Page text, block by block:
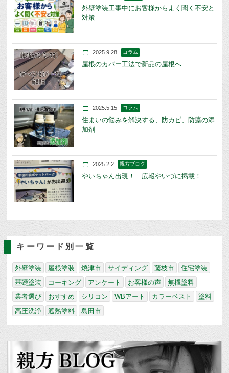
外壁塗装工事中にお客様からよく聞く不安と
対策
2025.9.28 コラム
屋根のカバー工法で新品の屋根へ
2025.5.15 コラム
住まいの悩みを解決する、防カビ、防藻の添
加剤
2025.2.2 親方ブログ
やいちゃん出現！ 広報やいづに掲載！
キーワード別一覧
外壁塗装 屋根塗装 焼津市 サイディング 藤枝市
住宅塗装
基礎塗装
コーキング アンケート お客様の声
無機塗料
業者選び
おすすめ シリコン WBアート カラーベスト
塗料
高圧洗浄
遮熱塗料 島田市